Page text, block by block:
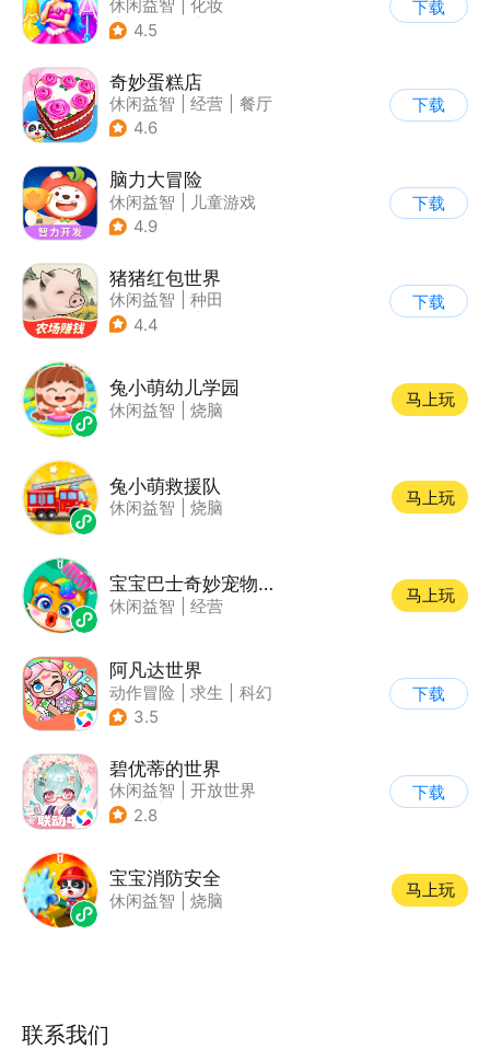
休闲益智
化妆
| 宝宝巴士
4.5
下载
奇妙蛋糕店
休闲益智 经营
餐厅
| 宝宝巴士
4.6
下载
脑力大冒险
休闲益智
儿童游戏
| 卡通
4.9
下载
猪猪红包世界
休闲益智
种田
| 田园生活
4.4
下载
兔小萌幼儿学园
休闲益智 烧脑
马上玩
兔小萌救援队
休闲益智 烧脑
马上玩
宝宝巴士奇妙宠物美妆店
休闲益智 经营
马上玩
阿凡达世界
动作冒险 求生
科幻
| 开放世界
3.5
下载
碧优蒂的世界
休闲益智
开放世界
| Q版
2.8
下载
宝宝消防安全
休闲益智 烧脑
马上玩
联系我们